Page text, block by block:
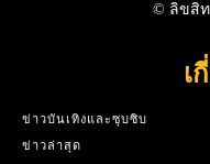
© ลิขสิท
เ
ข่าวบันเทิงและซุบซิบ
ข่าวล่าสุด